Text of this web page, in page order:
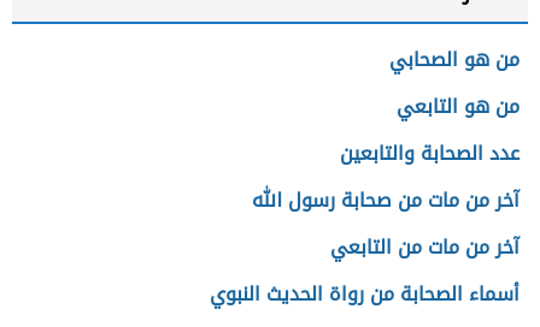
من هو الصحابي
من هو التابعي
عدد الصحابة والتابعين
آخر من مات من صحابة رسول الله
آخر من مات من التابعي
أسماء الصحابة من رواة الحديث النبوي